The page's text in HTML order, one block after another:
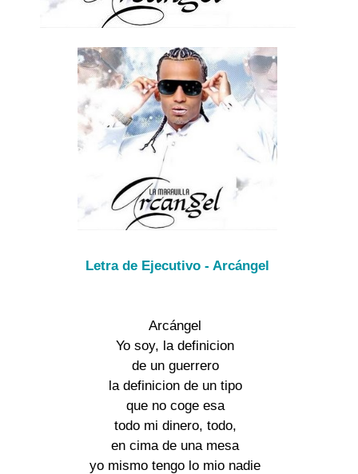
Letra de Ejecutivo - Arcángel
Arcángel
Yo soy, la definicion
de un guerrero
la definicion de un tipo
que no coge esa
todo mi dinero, todo,
en cima de una mesa
yo mismo tengo lo mio nadie